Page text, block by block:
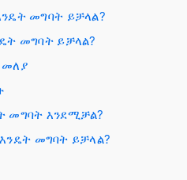
መግባት ይቻላል?
መግባት ይቻላል?
መለያ
መግባት እንደሚቻል?
መግባት ይቻላል?